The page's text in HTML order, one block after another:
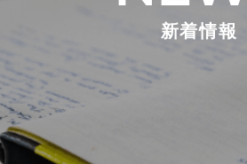
新着情報